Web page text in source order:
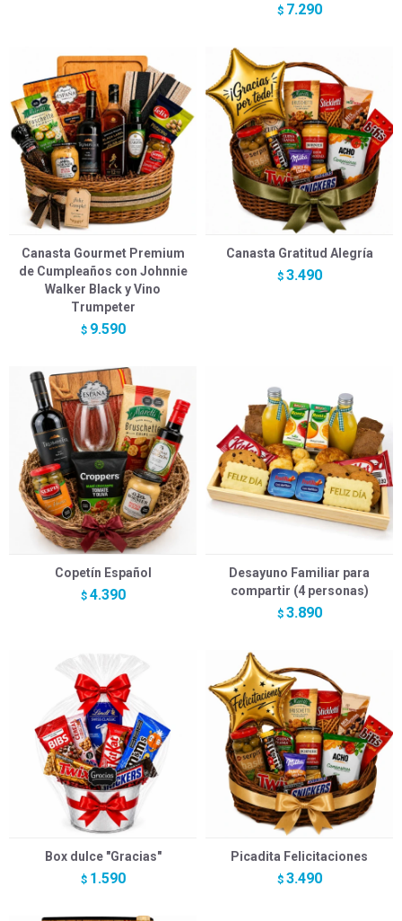
$ 7.290
Canasta Gourmet Premium
de Cumpleaños con Johnnie
Walker Black y Vino
Trumpeter
$ 9.590
Canasta Gratitud Alegría
$ 3.490
Copetín Español
$ 4.390
Desayuno Familiar para
compartir (4 personas)
$ 3.890
Box dulce "Gracias"
$ 1.590
Picadita Felicitaciones
$ 3.490